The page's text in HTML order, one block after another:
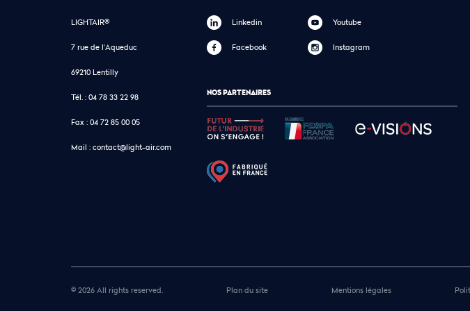
LIGHTAIR®
7 rue de l'Aqueduc
69210 Lentilly
Tél. : 04 78 33 22 98
Fax : 04 72 85 00 05
Mail : contact@light-air.com
Linkedin
Facebook
Youtube
Instagram
NOS PARTENAIRES
© 2026 All rights reserved. Plan du site Mentions légales